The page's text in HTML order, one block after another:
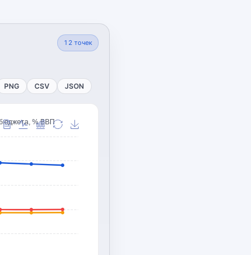
12 точек
PNG CSV JSON
% ВВП